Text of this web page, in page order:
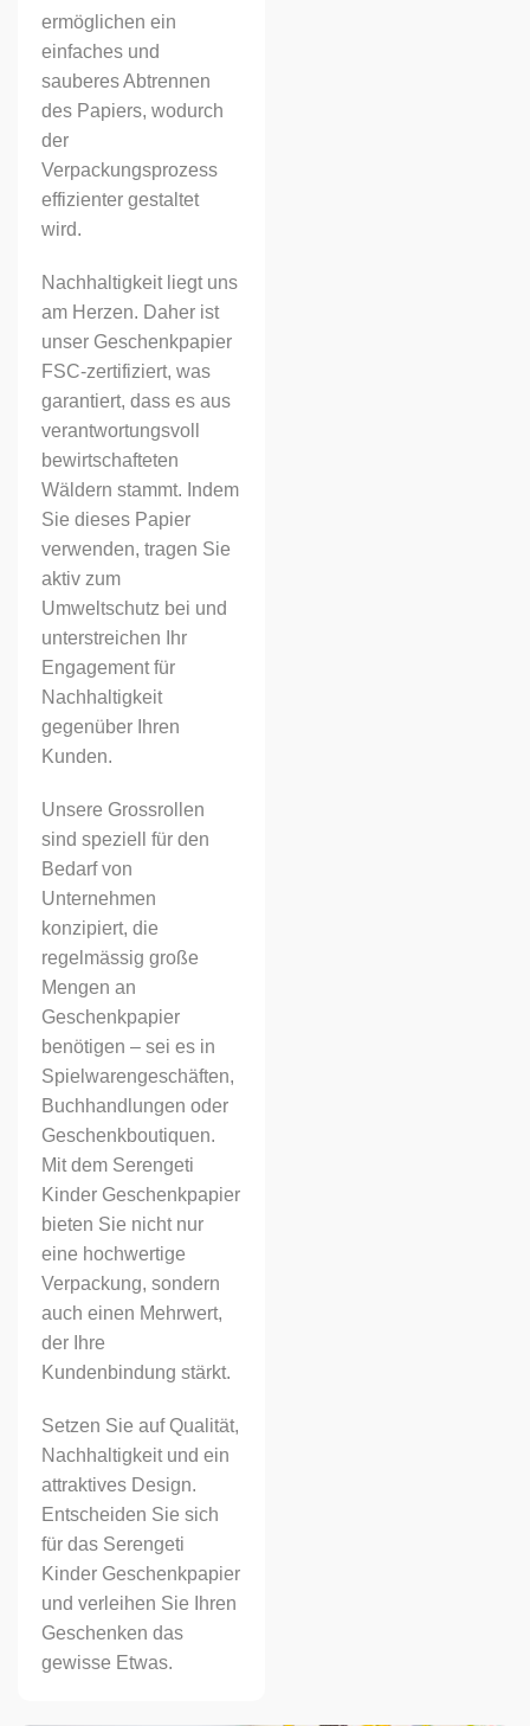
ermöglichen ein
einfaches und
sauberes Abtrennen
des Papiers, wodurch
der
Verpackungsprozess
effizienter gestaltet
wird.
Nachhaltigkeit liegt uns
am Herzen. Daher ist
unser Geschenkpapier
FSC-zertifiziert, was
garantiert, dass es aus
verantwortungsvoll
bewirtschafteten
Wäldern stammt. Indem
Sie dieses Papier
verwenden, tragen Sie
aktiv zum
Umweltschutz bei und
unterstreichen Ihr
Engagement für
Nachhaltigkeit
gegenüber Ihren
Kunden.
Unsere Grossrollen
sind speziell für den
Bedarf von
Unternehmen
konzipiert, die
regelmässig große
Mengen an
Geschenkpapier
benötigen – sei es in
Spielwarengeschäften,
Buchhandlungen oder
Geschenkboutiquen.
Mit dem Serengeti
Kinder Geschenkpapier
bieten Sie nicht nur
eine hochwertige
Verpackung, sondern
auch einen Mehrwert,
der Ihre
Kundenbindung stärkt.
Setzen Sie auf Qualität,
Nachhaltigkeit und ein
attraktives Design.
Entscheiden Sie sich
für das Serengeti
Kinder Geschenkpapier
und verleihen Sie Ihren
Geschenken das
gewisse Etwas.